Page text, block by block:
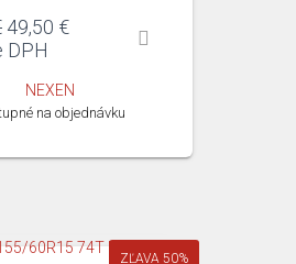
Pôvodná
cena
98,40 €.
49,50 €Aktuálna
49,50 €.
DPH
NEXEN
na objednávku
ZĽAVA 50%